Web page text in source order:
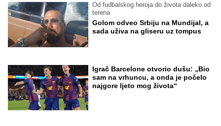
Od fudbalskog heroja do života daleko od
terena
Golom odveo Srbiju na Mundijal, a
sada uživa na gliseru uz tompus
Igrač Barcelone otvorio dušu: „Bio
sam na vrhuncu, a onda je počelo
najgore ljeto mog života“